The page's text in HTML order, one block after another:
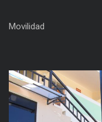
Movilidad